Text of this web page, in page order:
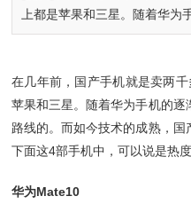
上都是苹果和三星。随着华为
在几年前，国产手机就是卖两
苹果和三星。随着华为手机的
路线的。而如今技术的成熟，
下面这4部手机中，可以说是热
华为Mate10